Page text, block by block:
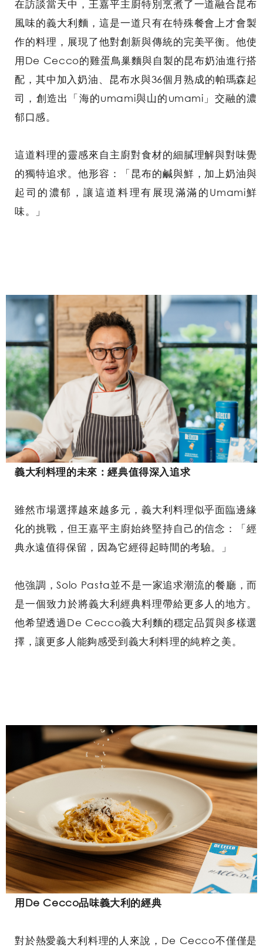
在訪談當天中，王嘉平主廚特別烹煮了一道融合昆布
風味的義大利麵，這是一道只有在特殊餐會上才會製
作的料理，展現了他對創新與傳統的完美平衡。他使
用De Cecco的雞蛋鳥巢麵與自製的昆布奶油進行搭
配，其中加入奶油、昆布水與36個月熟成的帕瑪森起
司，創造出「海的umami與山的umami」交融的濃
郁口感。
這道料理的靈感來自主廚對食材的細膩理解與對味覺
的獨特追求。他形容：「昆布的鹹與鮮，加上奶油與
起司的濃郁，讓這道料理有展現滿滿的Umami鮮
味。」
義大利料理的未來：經典值得深入追求
雖然市場選擇越來越多元，義大利料理似乎面臨邊緣
化的挑戰，但王嘉平主廚始終堅持自己的信念：「經
典永遠值得保留，因為它經得起時間的考驗。」
他強調，Solo Pasta並不是一家追求潮流的餐廳，而
是一個致力於將義大利經典料理帶給更多人的地方。
他希望透過De Cecco義大利麵的穩定品質與多樣選
擇，讓更多人能夠感受到義大利料理的純粹之美。
用De Cecco品味義大利的經典
對於熱愛義大利料理的人來說，De Cecco不僅僅是